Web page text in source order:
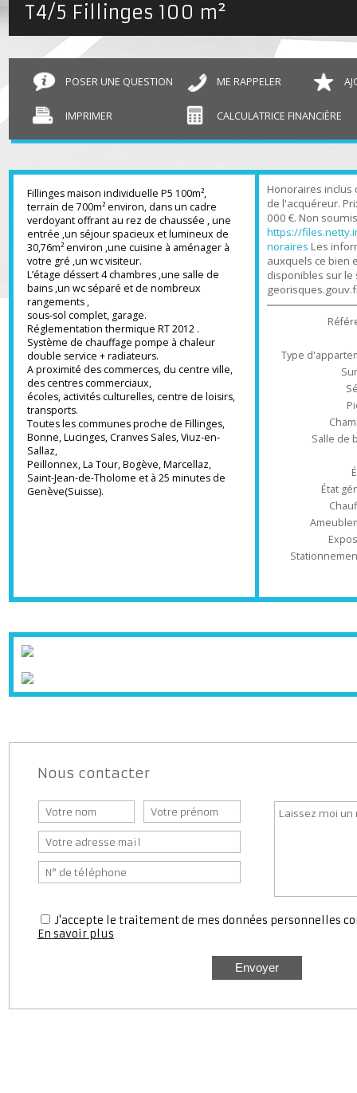
T4/5 Fillinges
POSER UNE QUESTION ME RAPPELER
Fillinges maison individuelle P5 100m²,
terrain de 700m² environ, dans un cadre
verdoyant offrant au rez de chaussée , une
entrée ,un séjour spacieux et lumineux de
30,76m² environ ,une cuisine à aménager à
votre gré ,un wc visiteur.
L’étage déssert 4 chambres ,une salle de
bains ,un wc séparé et de nombreux
rangements ,
sous-sol complet, garage.
Réglementation thermique RT 2012 .
Système de chauffage pompe à chaleur
double service + radiateurs.
A proximité des commerces, du centre ville,
des centres commerciaux,
écoles, activités culturelles, centre de loisirs,
transports.
Toutes les communes proche de Fillinges,
Bonne, Lucinges, Cranves Sales, Viuz-en-
Honoraires
de
000 €. Non
https://
norairesLes
auxquels ce
disponibles
Type
Salle
Nous contacter
En savoir plus